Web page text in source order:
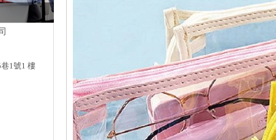
1號1 樓